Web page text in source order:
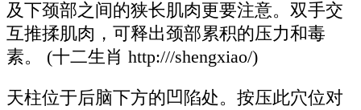
及下颈部之间的狭长肌肉更要注意。双手交
互推揉肌肉，可释出颈部累积的压力和毒
素。 (十二生肖 http:///shengxiao/)
天柱位于后脑下方的凹陷处。按压此穴位对